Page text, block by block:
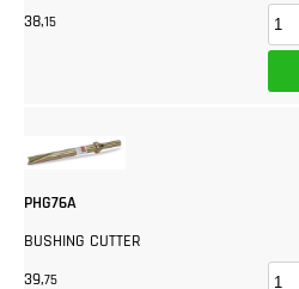
38,15
PHG76A
BUSHING CUTTER
39,75